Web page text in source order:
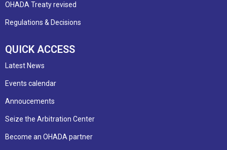
OHADA Treaty revised
Regulations & Decisions
QUICK ACCESS
Latest News
Events calendar
Annoucements
Seize the Arbitration Center
Become an OHADA partner